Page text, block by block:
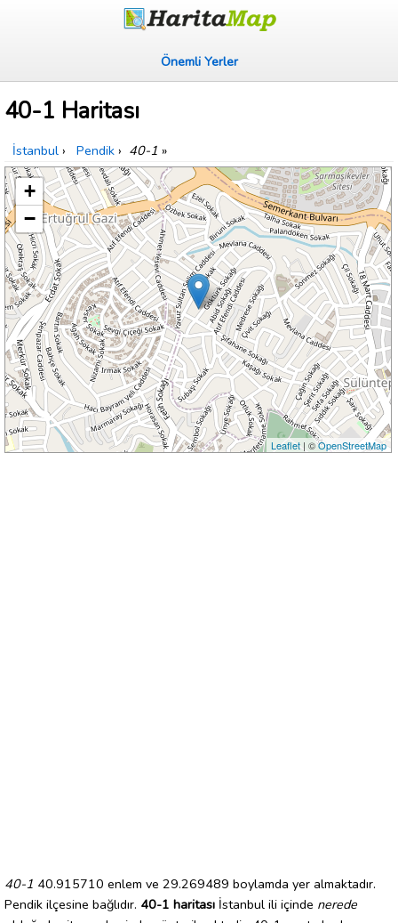
Önemli Yerler
40-1 Haritası
İstanbul › Pendik › 40-1 »
+
−
Leaflet| ©OpenStreetMap
40-1 40.915710 enlem ve 29.269489 boylamda yer almaktadır.
Pendik ilçesine bağlıdır. 40-1 haritası İstanbul ili içinde nerede